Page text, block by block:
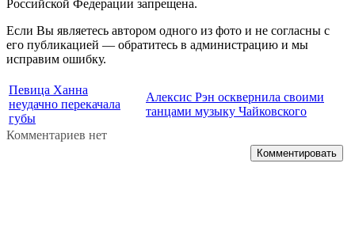
Российской Федерации запрещена.
Если Вы являетесь автором одного из фото и не согласны с
его публикацией — обратитесь в администрацию и мы
исправим ошибку.
Певица Ханна
неудачно перекачала
губы
Алексис Рэн осквернила своими
танцами музыку Чайковского
Комментариев нет
Комментировать